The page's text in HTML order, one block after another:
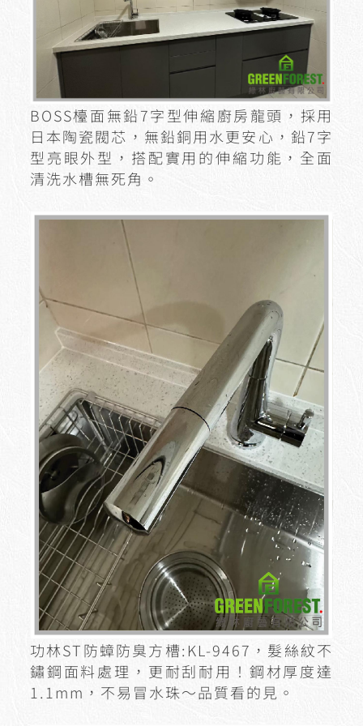
BOSS檯面無鉛7字型伸縮廚房龍頭，採用
日本陶瓷閥芯，無鉛銅用水更安心，鉛7字
型亮眼外型，搭配實用的伸縮功能，全面
清洗水槽無死角。
功林ST防蟑防臭方槽:KL-9467，髮絲紋不
鏽鋼面料處理，更耐刮耐用！鋼材厚度達
1.1mm，不易冒水珠～品質看的見。